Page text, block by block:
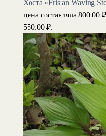
Хоста «Frisian Waving
цена составляла 800.00
550.00 ₽.